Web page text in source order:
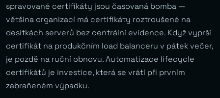
spravované certifikáty jsou časovaná bomba —
většina organizací má certifikáty roztroušené na
desítkách serverů bez centrální evidence. Když vyprší
certifikát na produkčním load balanceru v pátek večer,
je pozdě na ruční obnovu. Automatizace lifecycle
certifikátů je investice, která se vrátí při prvním
zabraňeném výpadku.